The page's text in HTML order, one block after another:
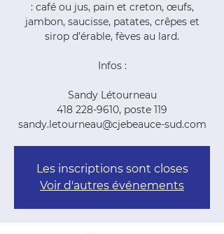
: café ou jus, pain et creton, œufs,
jambon, saucisse, patates, crêpes et
sirop d’érable, fèves au lard.
Infos :
Sandy Létourneau
418 228-9610, poste 119
sandy.letourneau@cjebeauce-sud.com
Les inscriptions sont closes
Voir d'autres événements